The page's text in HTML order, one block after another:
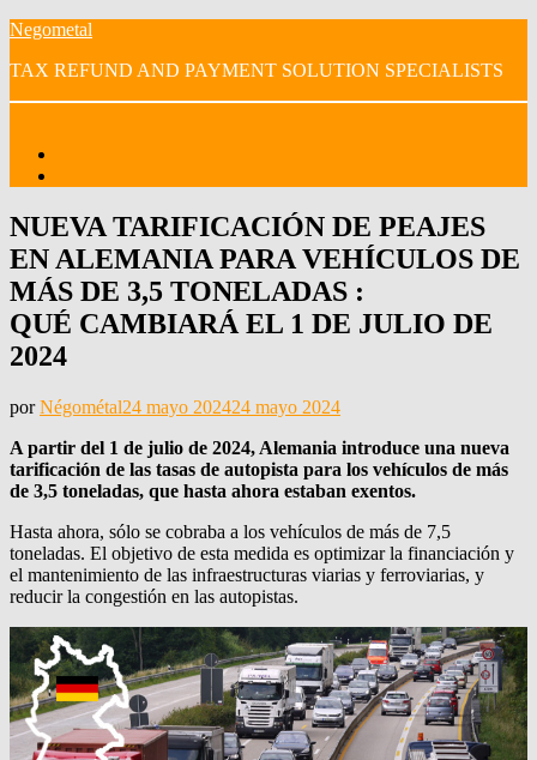
Saltar
contenido
Negometal
TAX REFUND AND PAYMENT SOLUTION SPECIALISTS
NUEVA TARIFICACIÓN DE PEAJES
EN ALEMANIA PARA VEHÍCULOS DE
MÁS DE 3,5 TONELADAS :
QUÉ CAMBIARÁ EL 1 DE JULIO DE
2024
porNégométalPublicada
24 mayo 202424 mayo 2024
A partir del 1 de julio de 2024, Alemania introduce una nueva
tarificación de las tasas de autopista para los vehículos de más
de 3,5 toneladas, que hasta ahora estaban exentos.
Hasta ahora, sólo se cobraba a los vehículos de más de 7,5
toneladas. El objetivo de esta medida es optimizar la financiación y
el mantenimiento de las infraestructuras viarias y ferroviarias, y
reducir la congestión en las autopistas.